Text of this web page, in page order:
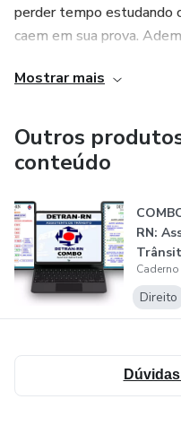
perder tempo estudando
caem em sua prova.
destaques em cores para
Mostrar mais
Outros
conteúdo
RN:
Direito